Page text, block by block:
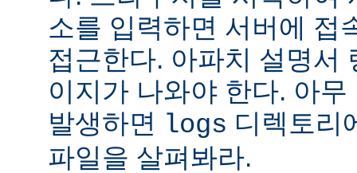
소를 입력하면 서버에 접
접근한다. 아파치 설명서
이지가 나와야 한다. 아
발생하면 logs 디렉토리
파일을 살펴봐라.